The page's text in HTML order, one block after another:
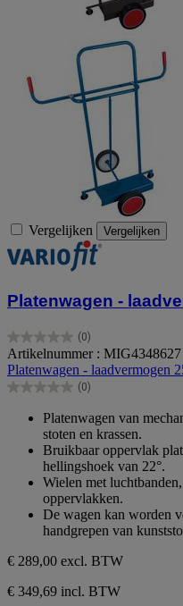
Vergelijken Vergelijken
Platenwagen -
(0)
0.0
van
de
5
Artikelnummer : MIG4348627
Platenwagen - laadvermogen
(0)
0.0
sterren.
Platenwagen van
stoten en krassen.
Bruikbaar oppervlak
hellingshoek van 22°.
Wielen met
oppervlakken.
De wagen kan worden
handgrepen van
€ 289,00 excl. BTW
€ 349,69 incl. BTW